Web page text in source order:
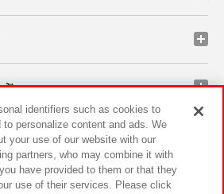
ーン
identifiers such as cookies to
personalize content and ads. We
your use of our website with our
partners, who may combine it with
have provided to them or that they
use of their services. Please click